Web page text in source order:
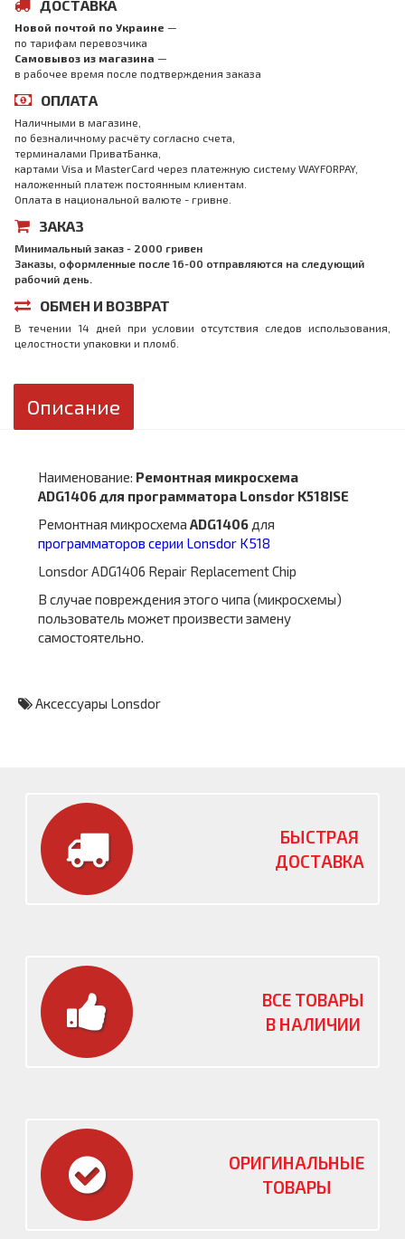
ДОСТАВКА
Новой почтой по Украине —
по тарифам перевозчика
Самовывоз из магазина —
в рабочее время после подтверждения заказа
ОПЛАТА
Наличными в магазине,
по безналичному расчёту согласно счета,
терминалами ПриватБанка,
картами Visa и MasterCard через платежную систему WAYFORPAY,
наложенный платеж постоянным клиентам.
Оплата в национальной валюте - гривне.
ЗАКАЗ
Минимальный заказ - 2000 гривен
Заказы, оформленные после 16-00 отправляются на следующий
рабочий день.
ОБМЕН И ВОЗВРАТ
В течении 14 дней при условии отсутствия следов использования,
целостности упаковки и пломб.
Описание
Наименование: Ремонтная микросхема
ADG1406 для программатора Lonsdor K518ISE
Ремонтная микросхема ADG1406 для
программаторов серии Lonsdor K518
Lonsdor ADG1406 Repair Replacement Chip
В случае повреждения этого чипа (микросхемы)
пользователь может произвести замену
самостоятельно.
Аксессуары Lonsdor
БЫСТРАЯ
ДОСТАВКА
ВСЕ ТОВАРЫ
В НАЛИЧИИ
ОРИГИНАЛЬНЫЕ
ТОВАРЫ